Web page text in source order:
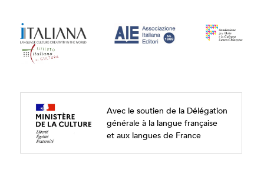
Avec le soutien de la Délégation
générale à la langue française
et aux langues de France